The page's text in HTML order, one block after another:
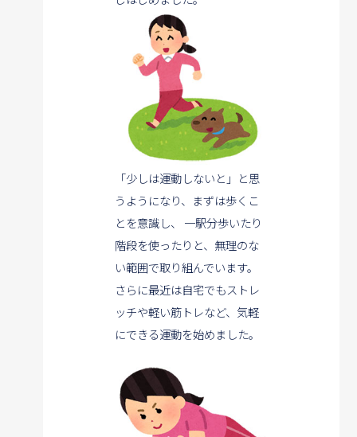
「少しは運動しないと」と思
うようになり、まずは歩くこ
とを意識し、
一駅分歩いたり
階段を使ったりと、無理のな
い範囲で取り組んでいます。
さらに最近は自宅でもストレ
ッチや軽い筋トレなど、気軽
にできる運動を始めました。